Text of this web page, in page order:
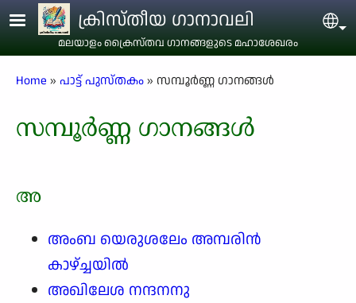
Skip to main contentക്രിസ്തീയ ഗാനാവലി
മലയാളം ക്രൈസ്തവ ഗാനങ്ങളുടെ മഹാശേഖരം
Breadcrumb
Home പാട്ട് പുസ്തകം സമ്പൂർണ്ണ ഗാനങ്ങൾ
സമ്പൂർണ്ണ ഗാനങ്ങൾ
അ
അംബ യെരുശലേം അമ്പരിൻ
കാഴ്ച്ചയിൽ
അഖിലേശ നന്ദനനു